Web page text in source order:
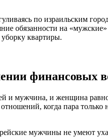
по израильским
обязанности на
квартиры.
финансовых
и мужчина, и женщина
когда пара
мужчины не умеют